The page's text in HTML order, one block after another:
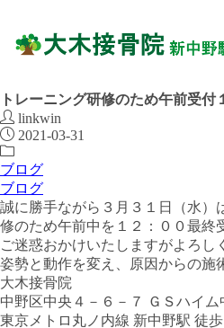
対応症状一覧
ブログ
お客様の声
アクセス
トレーニング研修のため午前受付
linkwin
2021-03-31
ブログ
ブログ
誠に勝手ながら３月３１日（水）
修のため午前中を１２：００最終
ご迷惑おかけいたしますがよろし
姿勢と動作を変え、原因からの施
大木接骨院
中野区中央４－６－７ ＧＳハイム
東京メトロ丸ノ内線 新中野駅 徒